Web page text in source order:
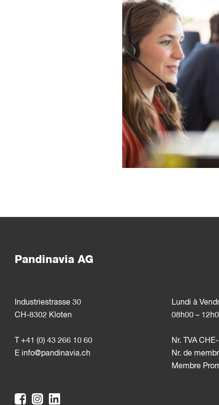
Pandinavia AG
Industriestrasse 30
CH-8302 Kloten
T +41 (0) 43 266 10 60
E info@pandinavia.ch
Lundi à
08h00 –
Nr. TVA
Nr. de
Membre